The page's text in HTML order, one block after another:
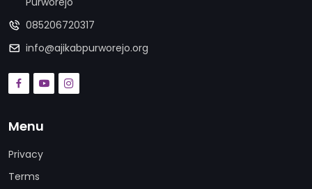
085206720317
info@ajikabpurworejo.org
Menu
Privacy
Terms